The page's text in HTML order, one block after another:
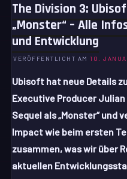
The Division 3:
„Monster“ – Alle
und Entwicklung
VERÖFFENTLICHT AM 10.
Ubisoft hat neue Details
Executive Producer
Sequel als „Monster“ und
Impact wie beim ersten
zusammen, was wir über
aktuellen